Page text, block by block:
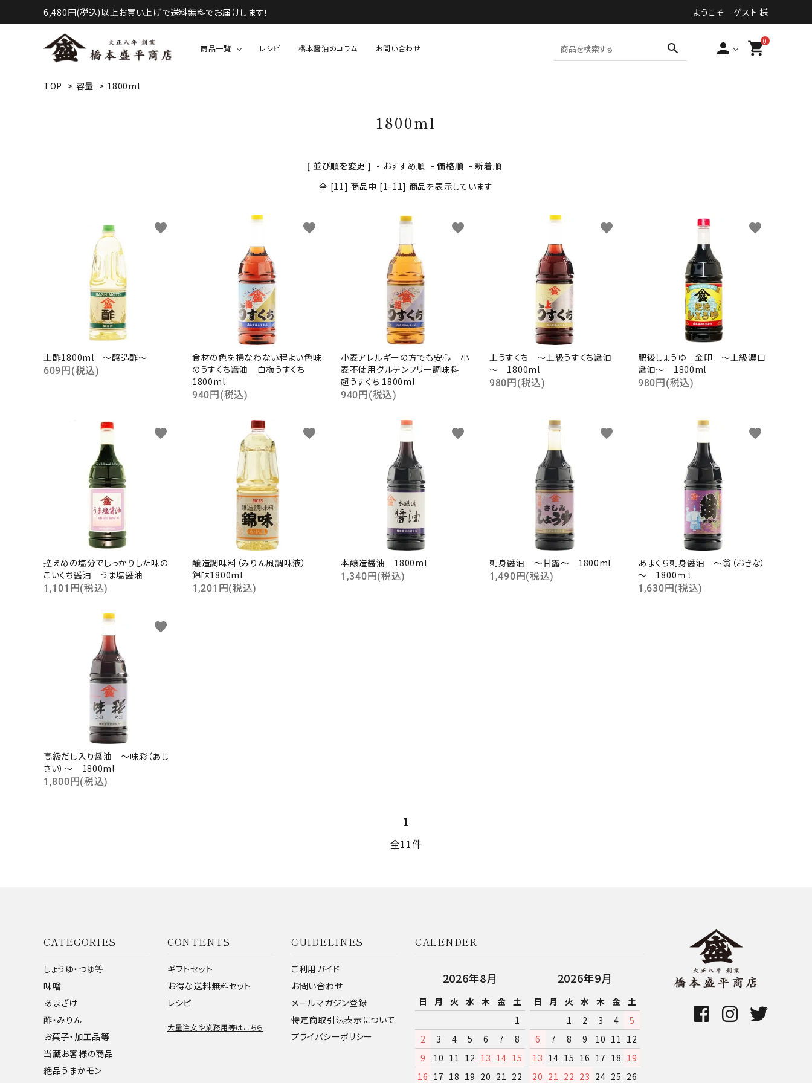
6,480円(税込)以上お買い上げで送料無料でお届けします！ ようこそ ゲスト 様
商品一覧
生鮮・青果・精肉等 贈り物・セット物
レシピ 橋本醤油のコラム お問い合わせ search person 0
shopping_cart
TOP > 容量 > 1800ml
1800ml
[ 並び順を変更 ] - おすすめ順 -価格順 -新着順
全 [11] 商品中 [1-11] 商品を表示しています
上酢1800ml ～醸造酢～
609円(税込)
favorite
食材の色を損なわない程よい色味
のうすくち醤油 白梅うすくち
1800ml
940円(税込)
favorite
小麦アレルギーの方でも安心 小
麦不使用グルテンフリー調味料
超うすくち 1800ml
940円(税込)
favorite
上うすくち ～上級うすくち醤油
～ 1800ml
980円(税込)
favorite
肥後しょうゆ 金印 ～上級濃口
醤油～ 1800ml
980円(税込)
favorite
控えめの塩分でしっかりした味の
こいくち醤油 うま塩醤油
1,101円(税込)
favorite
醸造調味料（みりん風調味液）
錦味1800ml
1,201円(税込)
favorite
本醸造醤油 1800ml
1,340円(税込)
favorite
刺身醤油 ～甘露～ 1800ml
1,490円(税込)
favorite
あまくち刺身醤油 ～翁（おきな）
～ 1800ｍｌ
1,630円(税込)
favorite
高級だし入り醤油 ～味彩（あじ
さい）～ 1800ml
1,800円(税込)
favorite
1
全11件
キーワード
CATEGORIES
しょうゆ・つゆ等
味噌
あまざけ
酢・みりん
お菓子・加工品等
当蔵お客様の商品
絶品うまかモン
CONTENTS
ギフトセット
お得な送料無料セット
レシピ
大量注文や業務用等はこちら
GUIDELINES
ご利用ガイド
お問い合わせ
メールマガジン登録
特定商取引法表示について
プライバシーポリシー
CALENDER
2026年8月
日 月 火 水 木 金 土
1
2
3 4 5 6 7
8
9
10 11 12 13 14 15
16 17 18 19 20 21 22
2026年9月
日 月 火 水 木 金 土
1
2 3 4
5
6
7 8 9 10 11 12
13 14 15 16 17 18 19
20 21 22 23 24 25 26